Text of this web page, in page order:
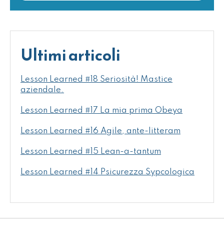
Ultimi articoli
Lesson Learned #18 Seriosità! Mastice
aziendale.
Lesson Learned #17 La mia prima Obeya
Lesson Learned #16 Agile, ante-litteram
Lesson Learned #15 Lean-a-tantum
Lesson Learned #14 Psicurezza Sypcologica